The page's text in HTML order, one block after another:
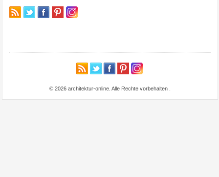
© 2026 architektur-online. Alle Rechte vorbehalten